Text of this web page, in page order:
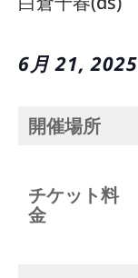
6月 21, 2025
開催場所
チケット料
金